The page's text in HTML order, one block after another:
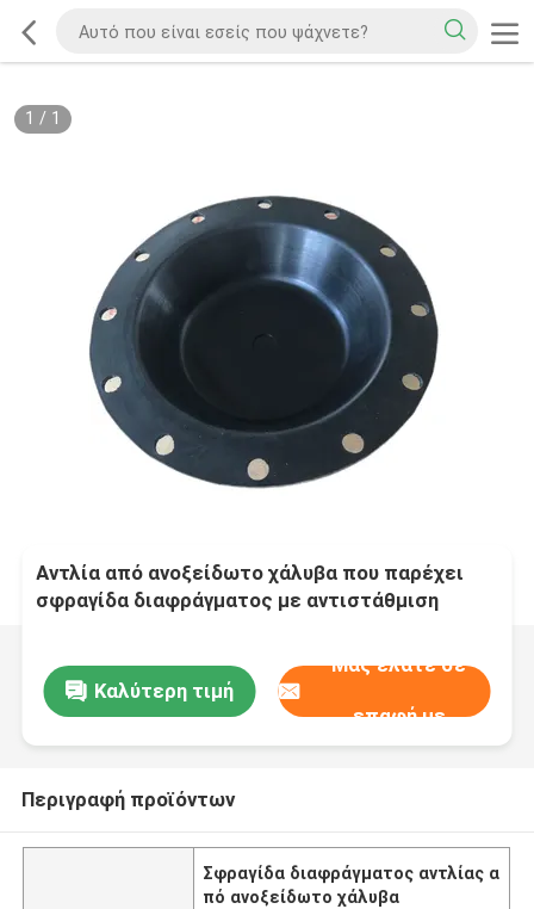
1 / 1
Αντλία από ανοξείδωτο χάλυβα που παρέχει
σφραγίδα διαφράγματος με αντιστάθμιση
Καλύτερη τιμή
Μας ελάτε σε
επαφή με
Περιγραφή προϊόντων
Σφραγίδα διαφράγματος αντλίας α
πό ανοξείδωτο χάλυβα